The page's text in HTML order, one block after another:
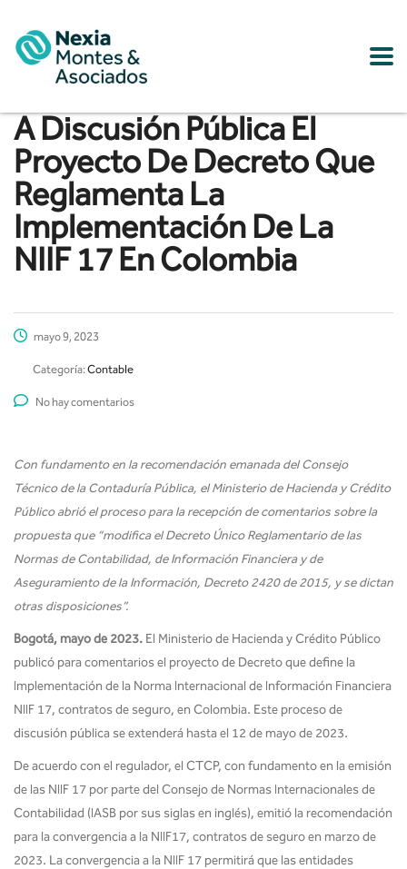
A Discusión Pública El
Proyecto De Decreto Que
Reglamenta La
Implementación De La
NIIF 17 En Colombia
mayo 9, 2023
Categoría: Contable
No hay comentarios
Con fundamento en la recomendación emanada del Consejo
Técnico de la Contaduría Pública, el Ministerio de Hacienda y Crédito
Público abrió el proceso para la recepción de comentarios sobre la
propuesta que “modifica el Decreto Único Reglamentario de las
Normas de Contabilidad, de Información Financiera y de
Aseguramiento de la Información, Decreto 2420 de 2015, y se dictan
otras disposiciones”.
Bogotá, mayo de 2023. El Ministerio de Hacienda y Crédito Público
publicó para comentarios el proyecto de Decreto que define la
Implementación de la Norma Internacional de Información Financiera
NIIF 17, contratos de seguro, en Colombia. Este proceso de
discusión pública se extenderá hasta el 12 de mayo de 2023.
De acuerdo con el regulador, el CTCP, con fundamento en la emisión
de las NIIF 17 por parte del Consejo de Normas Internacionales de
Contabilidad (IASB por sus siglas en inglés), emitió la recomendación
para la convergencia a la NIIF17, contratos de seguro en marzo de
2023. La convergencia a la NIIF 17 permitirá que las entidades